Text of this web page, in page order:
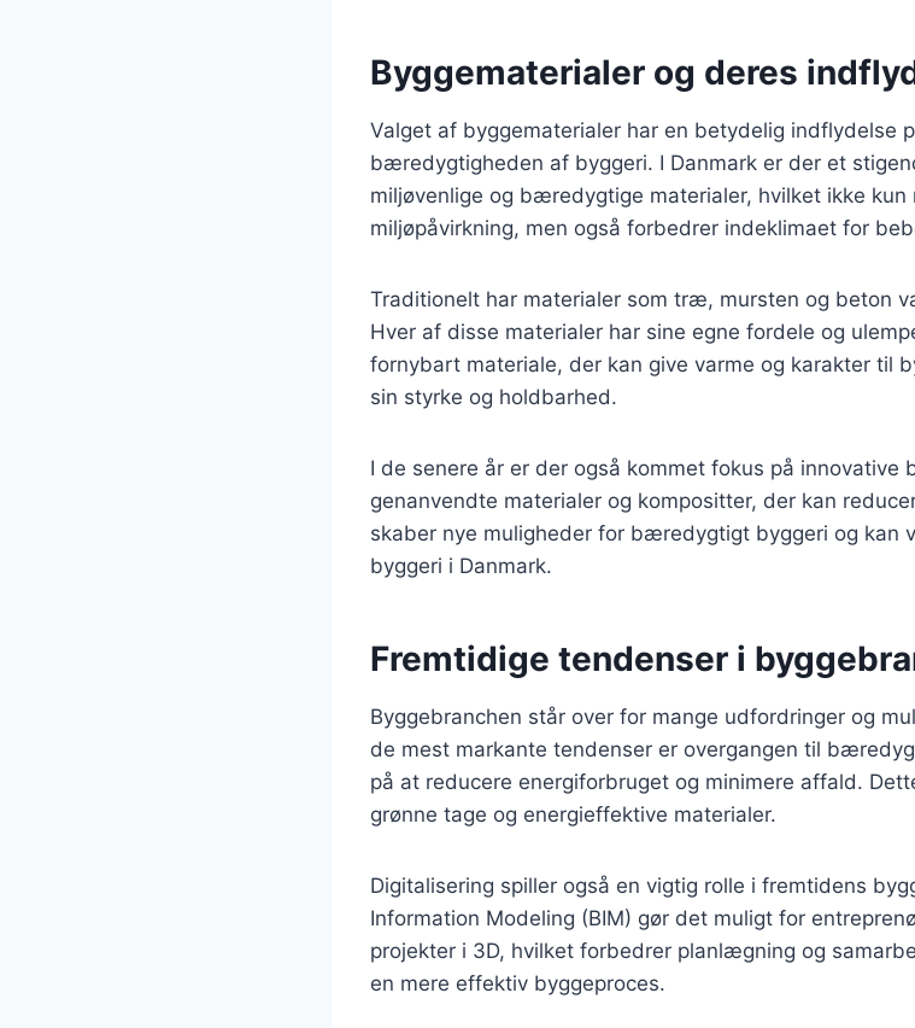
Byggematerialer og deres
Valget af byggematerialer har en betydelig indflydelse
bæredygtigheden af byggeri. I Danmark er der et
miljøvenlige og bæredygtige materialer, hvilket ikke kun
miljøpåvirkning, men også forbedrer indeklimaet for
Traditionelt har materialer som træ, mursten og beton
Hver af disse materialer har sine egne fordele og
fornybart materiale, der kan give varme og karakter til
sin styrke og holdbarhed.
I de senere år er der også kommet fokus på innovative
genanvendte materialer og kompositter, der kan
skaber nye muligheder for bæredygtigt byggeri og kan
byggeri i Danmark.
Fremtidige tendenser i
Byggebranchen står over for mange udfordringer og
de mest markante tendenser er overgangen til
på at reducere energiforbruget og minimere affald.
grønne tage og energieffektive materialer.
Digitalisering spiller også en vigtig rolle i fremtidens
Information Modeling (BIM) gør det muligt for
projekter i 3D, hvilket forbedrer planlægning og
en mere effektiv byggeproces.